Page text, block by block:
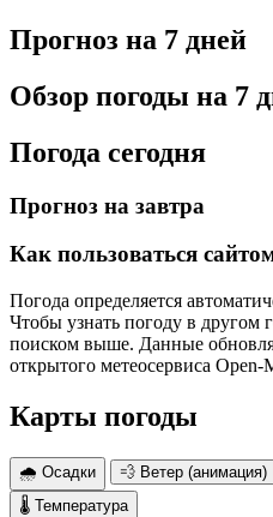
Прогноз на 7 дней
Обзор погоды на 7
Погода сегодня
Прогноз на завтра
Как пользоваться
Погода определяется
Чтобы узнать погоду в другом
поиском выше. Данные
открытого метеосервиса Open-
Карты погоды
🌧 Осадки 💨 Ветер (анимация)
🌡 Температура